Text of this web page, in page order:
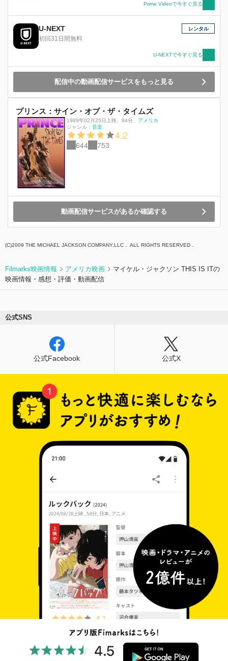
ィスによるエルヴィスの⼈⽣語りといったとこ
ろ。 そして、ハリウッド期に終⽌符を打ち、愛
する⾳楽への情熱をたぎらせてステージにカムバ
ックしたエルヴィス。1970年と72年にラスヴェ
ガスで⾏われたレジデンシー公演の模様やリハー
サル、記者会⾒を中⼼に、同じく70年と72年に
⾏われた全⽶ツアーの様⼦やグレースランドでの
ホームビデオ映像などを織り交ぜながら、エルヴ
ィスの⼈⽣語りは続いていく。 「僕が歌⼿にな
ったわけを話そう 僕⾃⾝が語るのは初めてだ」
Prime Videoで今すぐ見る
U-NEXT
初回31日間無料
レンタル
U-NEXTで今すぐ見る
配信中の動画配信サービスをもっと見る
プリンス：サイン・オブ・ザ・タイムズ
1989年02月25日上映 84分
アメリカ
ジャンル： 音楽
4.2
644 753
動画配信サービスがあるか確認する
(C)2009 THE MICHAEL JACKSON COMPANY,LLC． ALL RIGHTS RESERVED．
Filmarks映画情報 アメリカ映画
マイケル・ジャクソン THIS IS ITの
映画情報・感想・評価・動画配信
公式SNS
公式Facebook 公式X